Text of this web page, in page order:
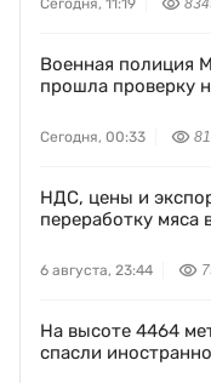
Сегодня, 11:19
Военная полиция
прошла проверку
Сегодня, 00:33
НДС, цены и
переработку мяса
6 августа, 23:44
На высоте 4464
спасли